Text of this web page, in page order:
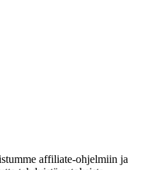
affiliate-ohjelmiin ja